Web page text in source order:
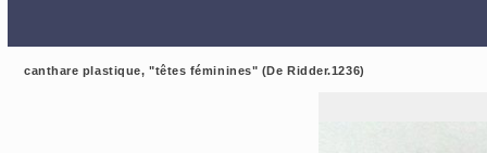
canthare plastique, "têtes féminines" (De Ridder.1236)